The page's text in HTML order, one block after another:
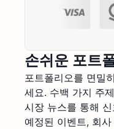
손쉬운 포트
포트폴리오를 면밀
세요. 수백 가지 주
시장 뉴스를 통해
예정된 이벤트, 회